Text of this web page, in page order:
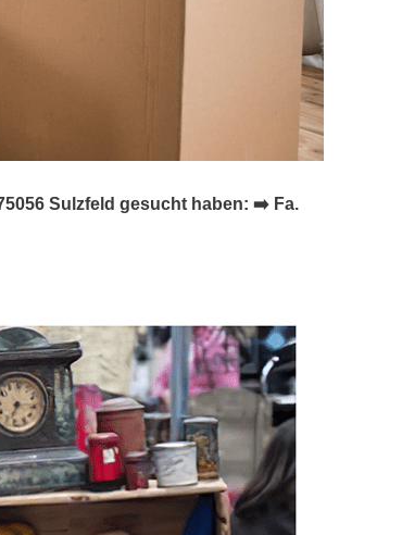
Sulzfeld gesucht haben: ➡️ Fa.